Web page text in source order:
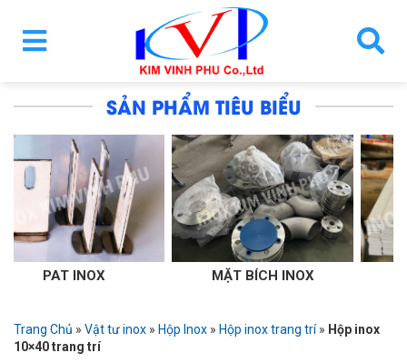
SẢN PHẨM TIÊU BIỂU
MẶT BÍCH INOX THANH LA
Trang Chủ » Vật tư inox » Hộp Inox » Hộp inox trang trí» Hộp inox
10×40 trang trí